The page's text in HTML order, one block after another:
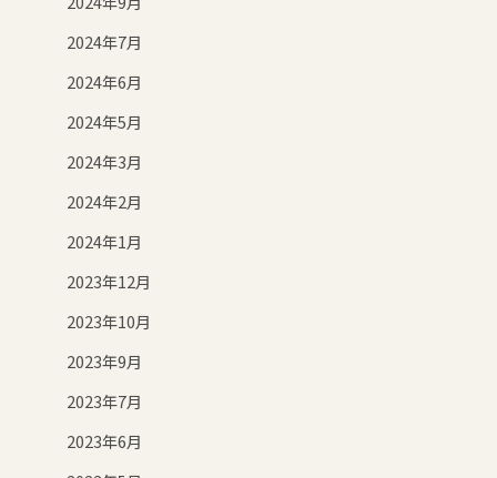
2024年7月
2024年6月
2024年5月
2024年3月
2024年2月
2024年1月
2023年12月
2023年10月
2023年9月
2023年7月
2023年6月